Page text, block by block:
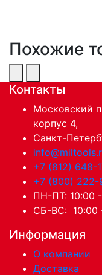
Похожие
Контакты
Московский
корпус 4,
Санкт-
+7 (812) 648-
+7 (800) 222-
ПН-ПТ: 10:00
СБ-ВС: 10:00
Информация
О компании
Доставка